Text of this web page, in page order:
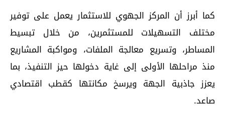
كما أبرز أن المركز الجهوي للاستثمار يعمل على توفير
مختلف التسهيلات للمستثمرين، من خلال تبسيط
المساطر، وتسريع معالجة الملفات، ومواكبة المشاريع
منذ مراحلها الأولى إلى غاية دخولها حيز التنفيذ، بما
يعزز جاذبية الجهة ويرسخ مكانتها كقطب اقتصادي
صاعد.